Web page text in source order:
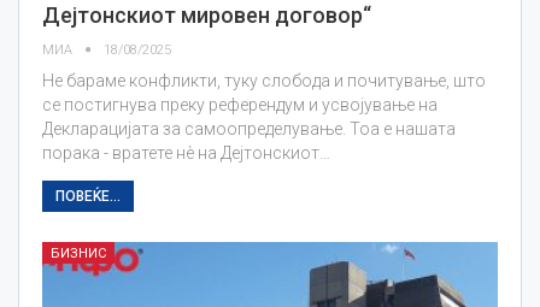
Дејтонскиот мировен договор“
МИА 18/08/2025
Не бараме конфликти, туку слобода и почитување, што
се постигнува преку референдум и усвојување на
Декларацијата за самоопределување. Тоа е нашата
порака - вратете нè на Дејтонскиот…
ПОВЕЌЕ...
БИЗНИС